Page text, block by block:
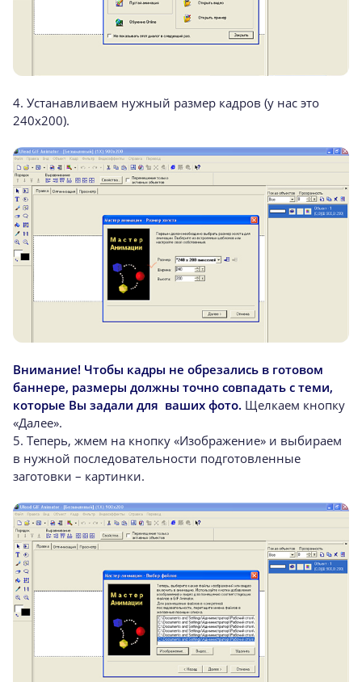
4. Устанавливаем нужный размер кадров (у нас это
240х200).
Внимание! Чтобы кадры не обрезались в готовом
баннере, размеры должны точно совпадать с теми,
которые Вы задали для ваших фото. Щелкаем кнопку
«Далее».
5. Теперь, жмем на кнопку «Изображение» и выбираем
в нужной последовательности подготовленные
заготовки – картинки.